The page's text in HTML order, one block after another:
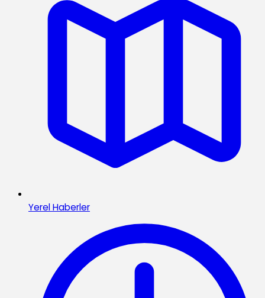
Yerel Haberler